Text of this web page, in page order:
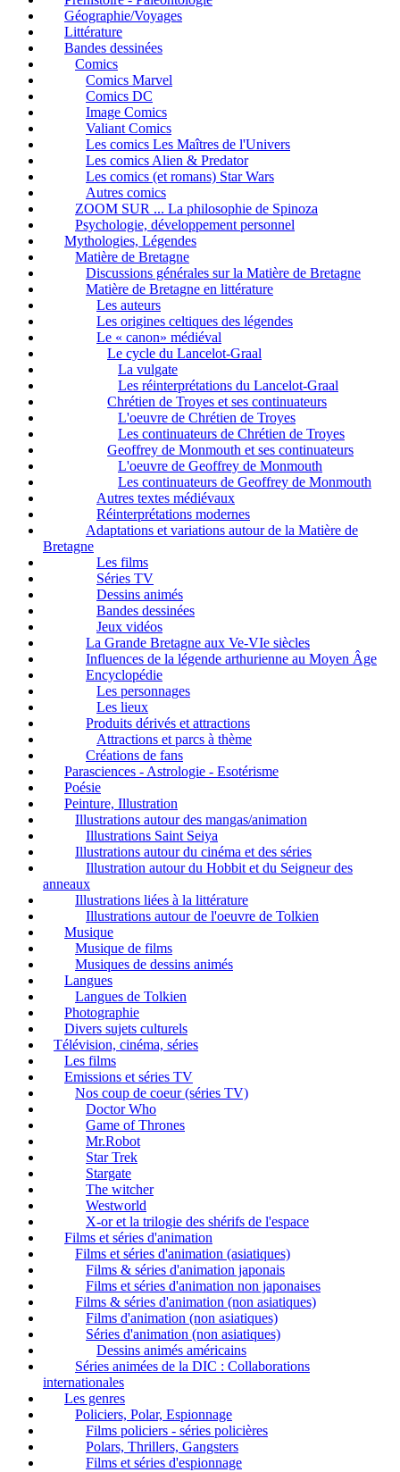
Géographie/Voyages
Littérature
Bandes dessinées
Comics
Comics Marvel
Comics DC
Image Comics
Valiant Comics
Les comics Les Maîtres de l'Univers
Les comics Alien & Predator
Les comics (et romans) Star Wars
Autres comics
ZOOM SUR ... La philosophie de Spinoza
Psychologie, développement personnel
Mythologies, Légendes
Matière de Bretagne
Discussions générales sur la Matière de Bretagne
Matière de Bretagne en littérature
Les auteurs
Les origines celtiques des légendes
Le « canon» médiéval
Le cycle du Lancelot-Graal
La vulgate
Les réinterprétations du Lancelot-Graal
Chrétien de Troyes et ses continuateurs
L'oeuvre de Chrétien de Troyes
Les continuateurs de Chrétien de Troyes
Geoffrey de Monmouth et ses continuateurs
L'oeuvre de Geoffrey de Monmouth
Les continuateurs de Geoffrey de Monmouth
Autres textes médiévaux
Réinterprétations modernes
Adaptations et variations autour de la Matière de
Bretagne
Les films
Séries TV
Dessins animés
Bandes dessinées
Jeux vidéos
La Grande Bretagne aux Ve-VIe siècles
Influences de la légende arthurienne au Moyen Âge
Encyclopédie
Les personnages
Les lieux
Produits dérivés et attractions
Attractions et parcs à thème
Créations de fans
Parasciences - Astrologie - Esotérisme
Poésie
Peinture, Illustration
Illustrations autour des mangas/animation
Illustrations Saint Seiya
Illustrations autour du cinéma et des séries
Illustration autour du Hobbit et du Seigneur des
anneaux
Illustrations liées à la littérature
Illustrations autour de l'oeuvre de Tolkien
Musique
Musique de films
Musiques de dessins animés
Langues
Langues de Tolkien
Photographie
Divers sujets culturels
Télévision, cinéma, séries
Les films
Emissions et séries TV
Nos coup de coeur (séries TV)
Doctor Who
Game of Thrones
Mr.Robot
Star Trek
Stargate
The witcher
Westworld
X-or et la trilogie des shérifs de l'espace
Films et séries d'animation
Films et séries d'animation (asiatiques)
Films & séries d'animation japonais
Films et séries d'animation non japonaises
Films & séries d'animation (non asiatiques)
Films d'animation (non asiatiques)
Séries d'animation (non asiatiques)
Dessins animés américains
Séries animées de la DIC : Collaborations
internationales
Les genres
Policiers, Polar, Espionnage
Films policiers - séries policières
Polars, Thrillers, Gangsters
Films et séries d'espionnage